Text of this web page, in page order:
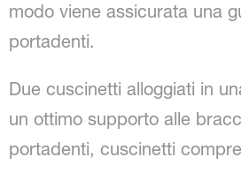
modo viene assicurata una
portadenti.
Due cuscinetti alloggiati in
un ottimo supporto alle
portadenti, cuscinetti